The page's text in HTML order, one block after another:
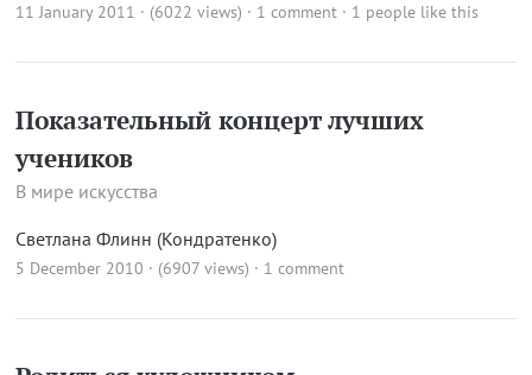
11 January 2011 · (6022 views) · 1 comment · 1 people like this
Показательный концерт лучших
учеников
В мире искусства
Светлана Флинн (Кондратенко)
5 December 2010 · (6907 views) · 1 comment